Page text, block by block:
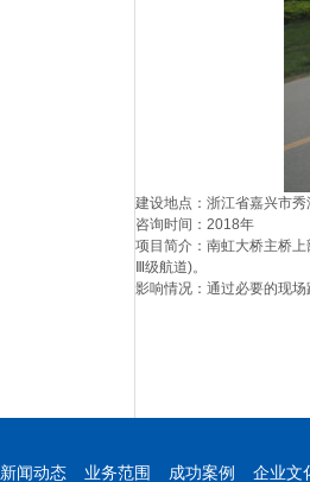
建设地点：浙江省嘉兴市秀
咨询时间：2018年
项目简介：南虹大桥主桥
Ⅲ级航道)。
影响情况：通过必要的现
新闻动态 业务范围 成功案例 企业文